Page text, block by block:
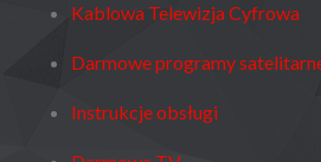
Kablowa Telewizja Cyfrowa
Darmowe programy
Instrukcje obsługi